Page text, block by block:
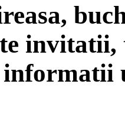
informatii